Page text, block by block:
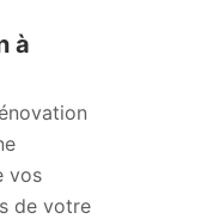
à
vos
de votre